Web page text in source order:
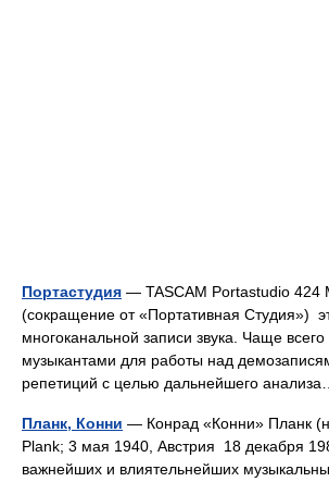
Портастудия — TASCAM Portastudio 424
(сокращение от «Портативная Студия»)
многоканальной записи звука. Чаще всего
музыкантами для работы над
репетиций с целью дальнейшего
Планк, Конни — Конрад «Конни» Планк
Plank; 3 мая 1940, Австрия 18 декабря
важнейших и влиятельнейших